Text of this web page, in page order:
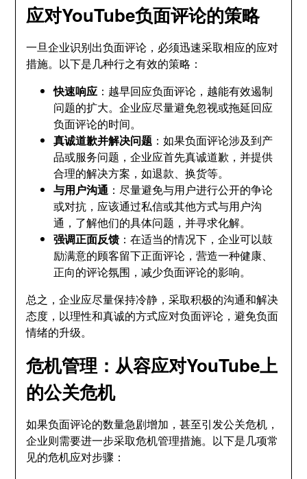
应对YouTube负面评论的策略
一旦企业识别出负面评论，必须迅速采取相应的应对
措施。以下是几种行之有效的策略：
快速响应 ：越早回应负面评论，越能有效遏制
问题的扩大。企业应尽量避免忽视或拖延回应
负面评论的时间。
真诚道歉并解决问题 ：如果负面评论涉及到产
品或服务问题，企业应首先真诚道歉，并提供
合理的解决方案，如退款、换货等。
与用户沟通 ：尽量避免与用户进行公开的争论
或对抗，应该通过私信或其他方式与用户沟
通，了解他们的具体问题，并寻求化解。
强调正面反馈 ：在适当的情况下，企业可以鼓
励满意的顾客留下正面评论，营造一种健康、
正向的评论氛围，减少负面评论的影响。
总之，企业应尽量保持冷静，采取积极的沟通和解决
态度，以理性和真诚的方式应对负面评论，避免负面
情绪的升级。
危机管理：从容应对YouTube上
的公关危机
如果负面评论的数量急剧增加，甚至引发公关危机，
企业则需要进一步采取危机管理措施。以下是几项常
见的危机应对步骤：